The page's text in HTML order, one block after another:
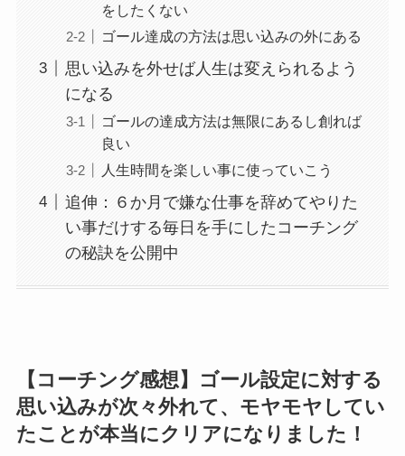
をしたくない
ゴール達成の方法は思い込みの外にある
思い込みを外せば人生は変えられるよう
になる
ゴールの達成方法は無限にあるし創れば
良い
人生時間を楽しい事に使っていこう
追伸：６か月で嫌な仕事を辞めてやりた
い事だけする毎日を手にしたコーチング
の秘訣を公開中
【コーチング感想】ゴール設定に対する
思い込みが次々外れて、モヤモヤしてい
たことが本当にクリアになりました！